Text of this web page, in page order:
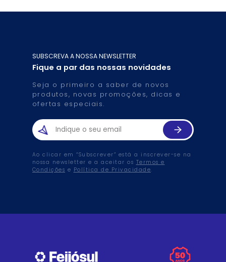
SUBSCREVA A NOSSA NEWSLETTER
Fique a par das nossas novidades
Seja o primeiro a saber de novos
produtos, novas promoções, dicas e
ofertas especiais.
Ao clicar em “Subscrever” está a inscrever-se na
nossa newsletter e a aceitar os Termos e
Condições e Política de Privacidade.